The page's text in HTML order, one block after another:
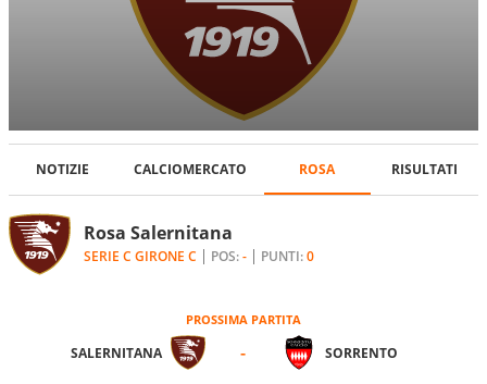
Rosa Salernitana
SERIE C GIRONE C POS:- PUNTI:0
NOTIZIE CALCIOMERCATO ROSA RISULTATI
PROSSIMA PARTITA
SALERNITANA - SORRENTO